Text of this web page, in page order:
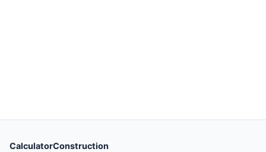
CalculatorConstruction